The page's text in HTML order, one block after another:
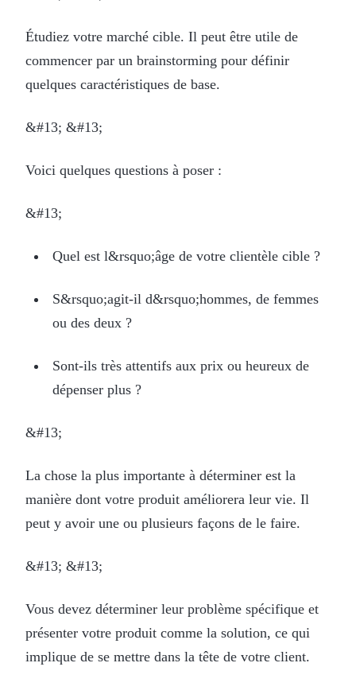
Étudiez votre marché cible. Il peut être utile de
commencer par un brainstorming pour définir
quelques caractéristiques de base.
&#13; &#13;
Voici quelques questions à poser :
&#13;
Quel est l&rsquo;âge de votre clientèle cible ?
S&rsquo;agit-il d&rsquo;hommes, de femmes
ou des deux ?
Sont-ils très attentifs aux prix ou heureux de
dépenser plus ?
&#13;
La chose la plus importante à déterminer est la
manière dont votre produit améliorera leur vie. Il
peut y avoir une ou plusieurs façons de le faire.
&#13; &#13;
Vous devez déterminer leur problème spécifique et
présenter votre produit comme la solution, ce qui
implique de se mettre dans la tête de votre client.